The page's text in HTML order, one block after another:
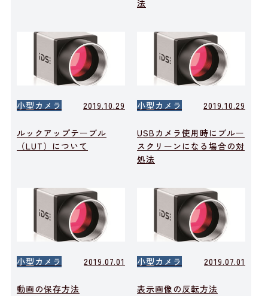
法
小型カメラ 2019.10.29
ルックアップテーブル
（LUT）について
小型カメラ 2019.10.29
USBカメラ使用時にブルー
スクリーンになる場合の対
処法
小型カメラ 2019.07.01
動画の保存方法
小型カメラ 2019.07.01
表示画像の反転方法